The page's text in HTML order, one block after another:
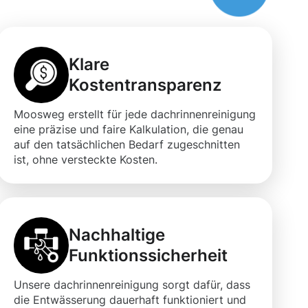
Klare
Kostentransparenz
Moosweg erstellt für jede dachrinnenreinigung
eine präzise und faire Kalkulation, die genau
auf den tatsächlichen Bedarf zugeschnitten
ist, ohne versteckte Kosten.
Nachhaltige
Funktionssicherheit
Unsere dachrinnenreinigung sorgt dafür, dass
die Entwässerung dauerhaft funktioniert und